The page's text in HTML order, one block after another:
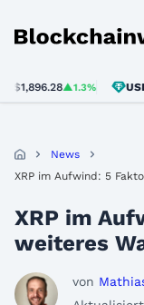
Blockchainwelt
▲1.3% USDT
News
XRP im Aufwind: 5
XRP im
weiteres
von